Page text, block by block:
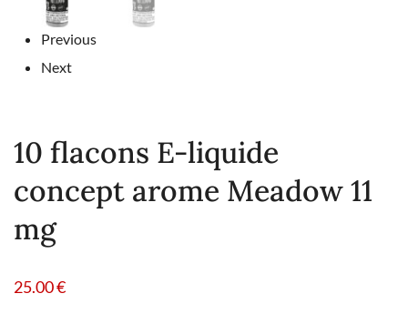
Previous
Next
10 flacons E-liquide
concept arome Meadow 11
mg
25.00€